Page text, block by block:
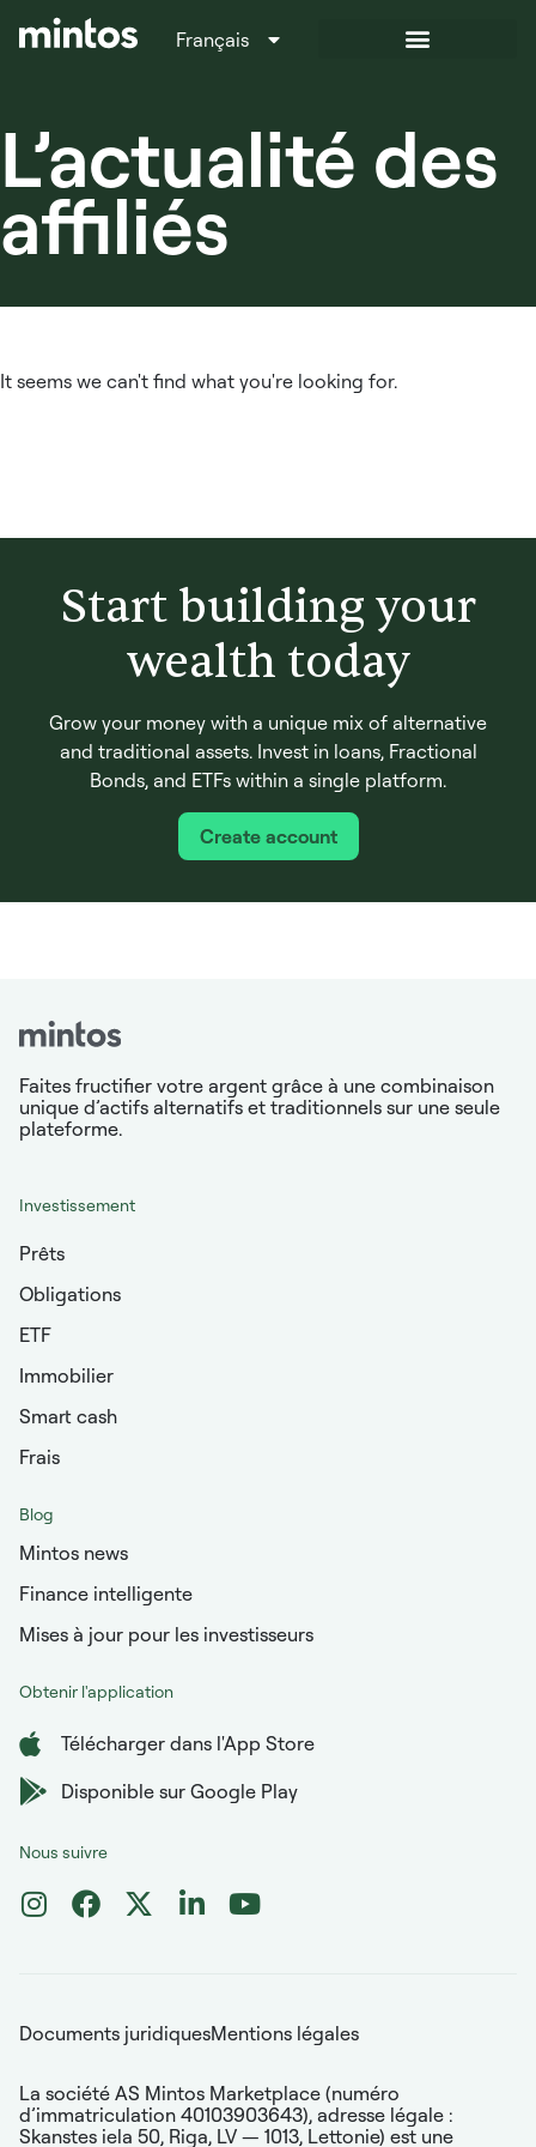
Français
Italiano
L’actualité des
affiliés
It seems we can't find what you're looking for.
Start building your
wealth today
Grow your money with a unique mix of alternative
and traditional assets. Invest in loans, Fractional
Bonds, and ETFs within a single platform.
Create account
Faites fructifier votre argent grâce à une combinaison
unique d’actifs alternatifs et traditionnels sur une seule
plateforme.
Investissement
Prêts
Obligations
ETF
Immobilier
Smart cash
Frais
Blog
Mintos news
Finance intelligente
Mises à jour pour les investisseurs
Obtenir l'application
Télécharger dans l'App Store
Disponible sur Google Play
Nous suivre
Documents juridiquesMentions légales
La société AS Mintos Marketplace (numéro
d’immatriculation 40103903643), adresse légale :
Skanstes iela 50, Riga, LV — 1013, Lettonie) est une